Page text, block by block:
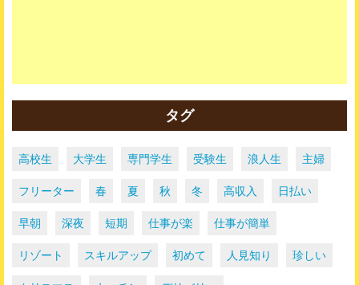
タグ
高校生 大学生 専門学生 受験生 浪人生 主婦
フリーター 春 夏 秋 冬 高収入 日払い
早朝 深夜 短期 仕事が楽 仕事が簡単
リゾート スキルアップ 初めて 人見知り 珍しい